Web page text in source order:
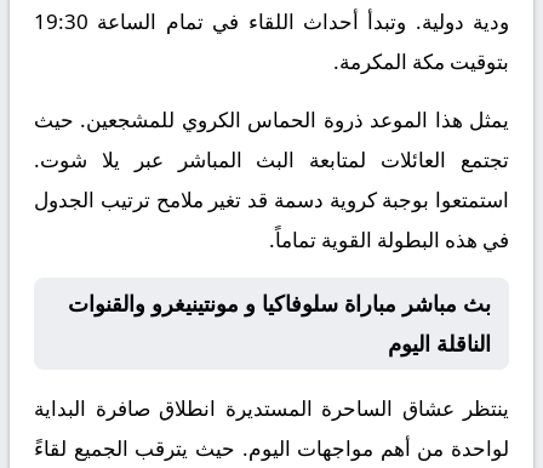
ودية دولية. وتبدأ أحداث اللقاء في تمام الساعة 19:30
بتوقيت مكة المكرمة.
يمثل هذا الموعد ذروة الحماس الكروي للمشجعين. حيث
تجتمع العائلات لمتابعة البث المباشر عبر يلا شوت.
استمتعوا بوجبة كروية دسمة قد تغير ملامح ترتيب الجدول
في هذه البطولة القوية تماماً.
بث مباشر مباراة سلوفاكيا و مونتينيغرو والقنوات
الناقلة اليوم
ينتظر عشاق الساحرة المستديرة انطلاق صافرة البداية
لواحدة من أهم مواجهات اليوم. حيث يترقب الجميع لقاءً